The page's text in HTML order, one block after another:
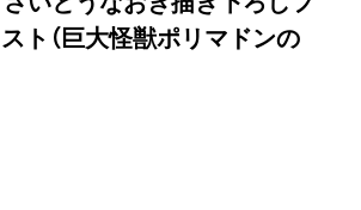
ト（巨大怪獣ポリマドンの